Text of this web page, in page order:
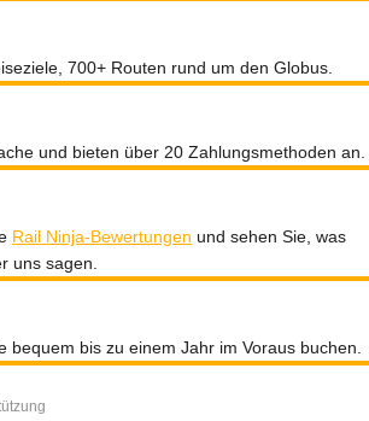
700+ Routen rund um den Globus.
und bieten über 20 Zahlungsmethoden an.
Rail Ninja-Bewertungen und sehen Sie, was
uns sagen.
bequem bis zu einem Jahr im Voraus buchen.